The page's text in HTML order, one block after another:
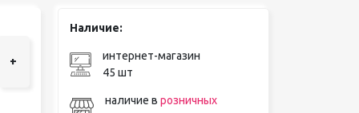
Вазы и цветы
Шкатулки
БРЕНДЫ
+
Наличие:
интернет-магазин
45 шт
наличие в розничных